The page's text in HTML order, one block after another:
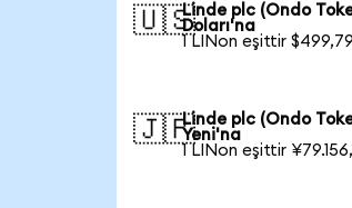
🇺🇸Linde plc (Ondo
Doları'na
1 LINon eşittir $499,79
🇯🇵Linde plc (Ondo
Yeni'na
1 LINon eşittir